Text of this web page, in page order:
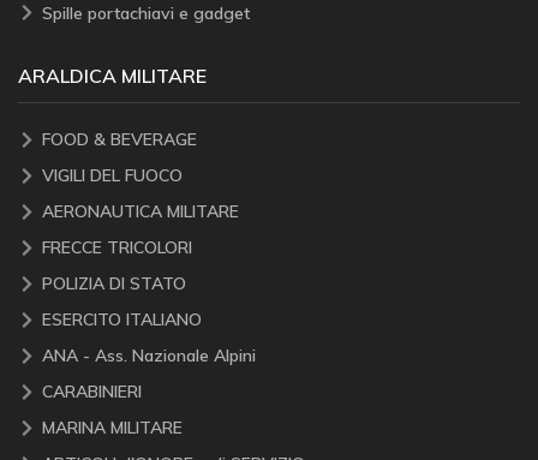
Spille portachiavi e gadget
ARALDICA MILITARE
FOOD & BEVERAGE
VIGILI DEL FUOCO
AERONAUTICA MILITARE
FRECCE TRICOLORI
POLIZIA DI STATO
ESERCITO ITALIANO
ANA - Ass. Nazionale Alpini
CARABINIERI
MARINA MILITARE